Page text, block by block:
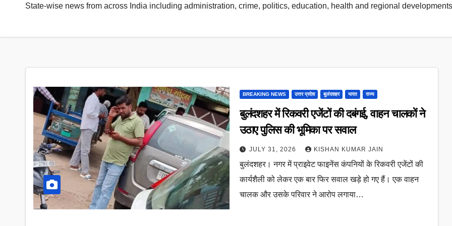
State-wise news from across India including administration, crime, politics, education, health and regional
BREAKING NEWS उत्तर प्रदेश बुलंदशहर भारत राज्य
बुलंदशहर में रिकवरी एजेंटों की दबंगई, वाहन चालकों ने
उठाए पुलिस की भूमिका पर सवाल
JULY 31, 2026 KISHAN KUMAR JAIN
बुलंदशहर। नगर में प्राइवेट फाइनेंस कंपनियों के रिकवरी एजेंटों की
कार्यशैली को लेकर एक बार फिर सवाल खड़े हो गए हैं। एक वाहन
चालक और उसके परिवार ने आरोप लगाया…